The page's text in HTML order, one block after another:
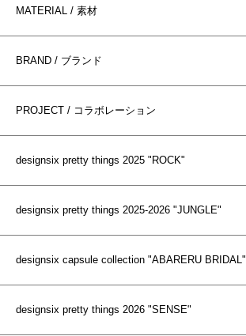
MATERIAL / 素材
BRAND / ブランド
PROJECT / コラボレーション
designsix pretty things 2025 "ROCK"
designsix pretty things 2025-2026 "JUNGLE"
designsix capsule collection "ABARERU BRIDAL"
designsix pretty things 2026 "SENSE"